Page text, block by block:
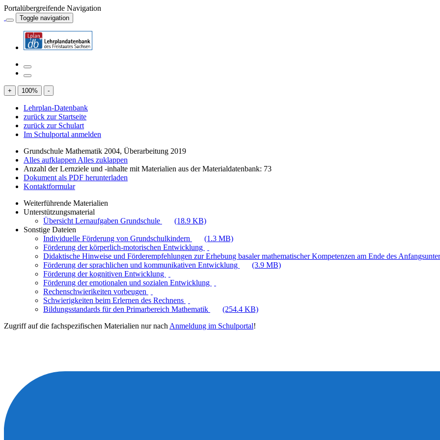
Portalübergreifende Navigation
Toggle navigation
+ 100% -
Lehrplan-Datenbank
zurück zur Startseite
zurück zur Schulart
Im Schulportal anmelden
Grundschule Mathematik 2004, Überarbeitung 2019
Alles aufklappen Alles zuklappen
Anzahl der Lernziele und -inhalte mit Materialien aus der Materialdatenbank: 73
Dokument als PDF herunterladen
Kontaktformular
Weiterführende Materialien
Unterstützungsmaterial
Übersicht Lernaufgaben Grundschule
(18.9 KB)
Sonstige Dateien
Individuelle Förderung von Grundschulkindern
(1.3 MB)
Förderung der körperlich-motorischen Entwicklung
Didaktische Hinweise und Förderempfehlungen zur Erhebung basaler mathematischer Kompetenzen am Ende des
Förderung der sprachlichen und kommunikativen Entwicklung
(3.9 MB)
Förderung der kognitiven Entwicklung
Förderung der emotionalen und sozialen Entwicklung
Rechenschwierikeiten vorbeugen
Schwierigkeiten beim Erlernen des Rechnens
Bildungsstandards für den Primarbereich Mathematik
(254.4 KB)
Zugriff auf die fachspezifischen Materialien nur nach Anmeldung im Schulportal!